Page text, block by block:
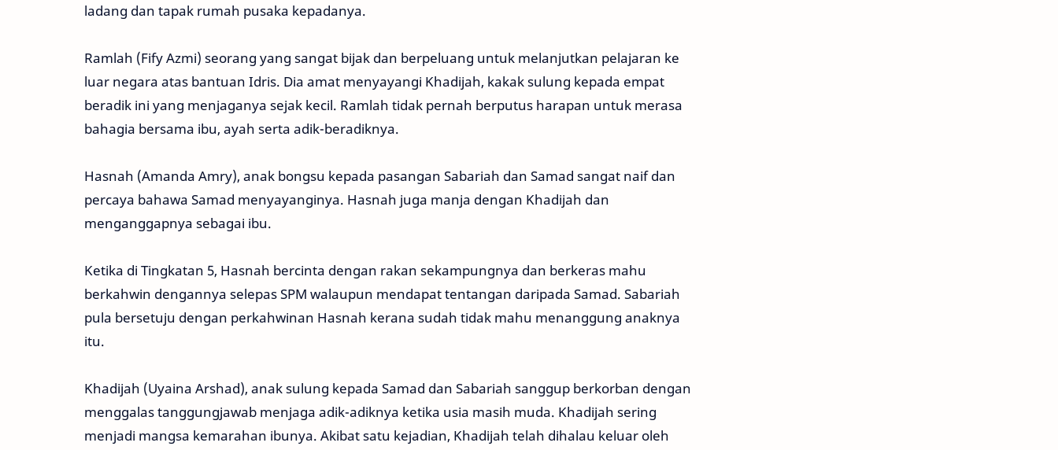
ladang dan tapak rumah pusaka kepadanya.
Ramlah (Fify Azmi) seorang yang sangat bijak dan berpeluang untuk melanjutkan pelajaran ke
luar negara atas bantuan Idris. Dia amat menyayangi Khadijah, kakak sulung kepada empat
beradik ini yang menjaganya sejak kecil. Ramlah tidak pernah berputus harapan untuk merasa
bahagia bersama ibu, ayah serta adik-beradiknya.
Hasnah (Amanda Amry), anak bongsu kepada pasangan Sabariah dan Samad sangat naif dan
percaya bahawa Samad menyayanginya. Hasnah juga manja dengan Khadijah dan
menganggapnya sebagai ibu.
Ketika di Tingkatan 5, Hasnah bercinta dengan rakan sekampungnya dan berkeras mahu
berkahwin dengannya selepas SPM walaupun mendapat tentangan daripada Samad. Sabariah
pula bersetuju dengan perkahwinan Hasnah kerana sudah tidak mahu menanggung anaknya
itu.
Khadijah (Uyaina Arshad), anak sulung kepada Samad dan Sabariah sanggup berkorban dengan
menggalas tanggungjawab menjaga adik-adiknya ketika usia masih muda. Khadijah sering
menjadi mangsa kemarahan ibunya. Akibat satu kejadian, Khadijah telah dihalau keluar oleh